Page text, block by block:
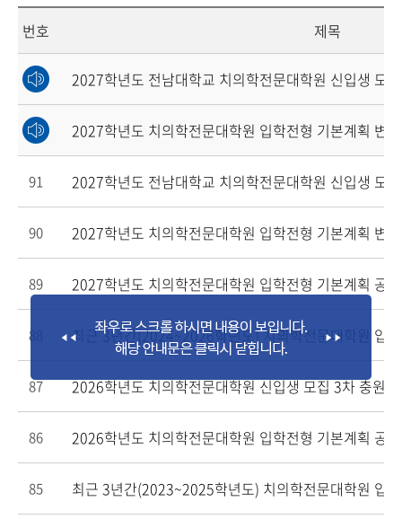
번호 제목
2027학년도 전남대학교 치의학전문대학원 신입생 모
2027학년도 치의학전문대학원 입학전형 기본계획 변
91 2027학년도 전남대학교 치의학전문대학원 신입생 모
90 2027학년도 치의학전문대학원 입학전형 기본계획 변
89 2027학년도 치의학전문대학원 입학전형 기본계획 공고
88 최근 3년간(2024~2026학년도) 치의학전문대학원 입
87 2026학년도 치의학전문대학원 신입생 모집 3차 충원
86 2026학년도 치의학전문대학원 입학전형 기본계획 공고
85 최근 3년간(2023~2025학년도) 치의학전문대학원 입